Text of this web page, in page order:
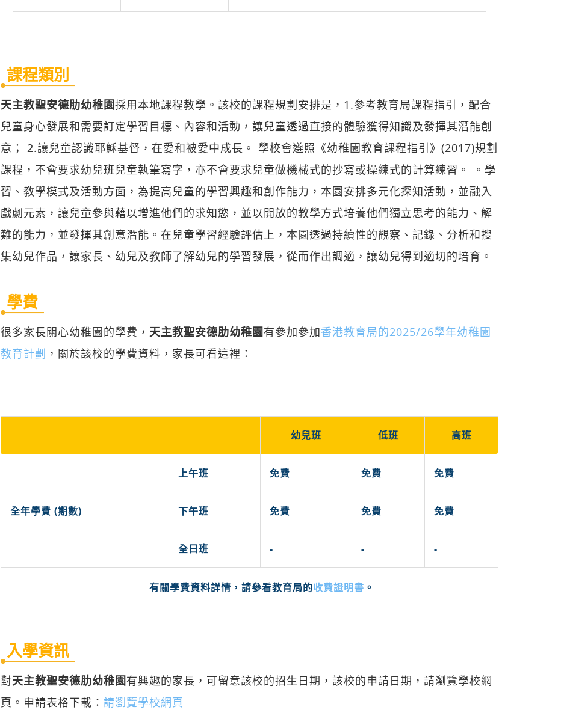
課程類別
天主教聖安德肋幼稚園採用本地課程教學。該校的課程規劃安排是，1.參考教育局課程指引，配合
兒童身心發展和需要訂定學習目標、內容和活動，讓兒童透過直接的體驗獲得知識及發揮其潛能創
意； 2.讓兒童認識耶穌基督，在愛和被愛中成長。 學校會遵照《幼稚園教育課程指引》(2017)規劃
課程，不會要求幼兒班兒童執筆寫字，亦不會要求兒童做機械式的抄寫或操練式的計算練習。 。學
習、教學模式及活動方面，為提高兒童的學習興趣和創作能力，本園安排多元化探知活動，並融入
戲劇元素，讓兒童參與藉以增進他們的求知慾，並以開放的教學方式培養他們獨立思考的能力、解
難的能力，並發揮其創意潛能。在兒童學習經驗評估上，本園透過持續性的觀察、記錄、分析和搜
集幼兒作品，讓家長、幼兒及教師了解幼兒的學習發展，從而作出調適，讓幼兒得到適切的培育。
學費
很多家長關心幼稚園的學費， 天主教聖安德肋幼稚園有參加參加香港教育局的2025/26學年幼稚園
教育計劃 ，關於該校的學費資料，家長可看這裡：
幼兒班 低班 高班
全年學費 (期數)
上午班 免費 免費 免費
下午班 免費 免費 免費
全日班 - - -
有關學費資料詳情，請參看教育局的收費證明書 。
入學資訊
對天主教聖安德肋幼稚園有興趣的家長，可留意該校的招生日期，該校的申請日期，請瀏覽學校網
頁。申請表格下載： 請瀏覽學校網頁